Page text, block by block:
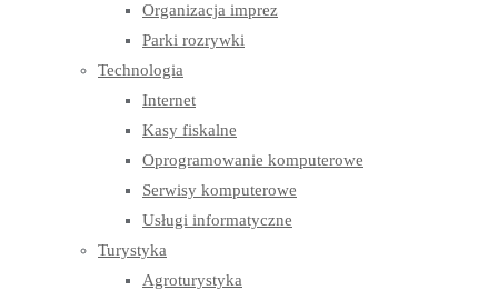
Organizacja imprez
Parki rozrywki
Technologia
Internet
Kasy fiskalne
Oprogramowanie komputerowe
Serwisy komputerowe
Usługi informatyczne
Turystyka
Agroturystyka